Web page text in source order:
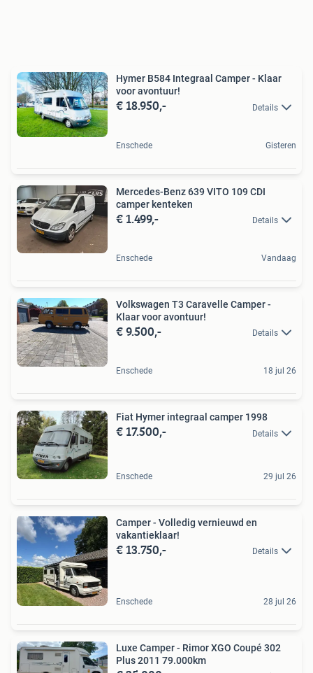
Hymer B584 Integraal Camper - Klaar
voor avontuur!
€ 18.950,- Details
Enschede Gisteren
Mercedes-Benz 639 VITO 109 CDI
camper kenteken
€ 1.499,- Details
Enschede Vandaag
Volkswagen T3 Caravelle Camper -
Klaar voor avontuur!
€ 9.500,- Details
Enschede 18 jul 26
Fiat Hymer integraal camper 1998
€ 17.500,- Details
Enschede 29 jul 26
Camper - Volledig vernieuwd en
vakantieklaar!
€ 13.750,- Details
Enschede 28 jul 26
Luxe Camper - Rimor XGO Coupé 302
Plus 2011 79.000km